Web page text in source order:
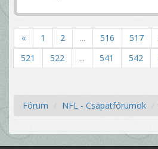
« 1 2 ... 516 517
521
522 ... 541 542
Fórum NFL - Csapatfórumok